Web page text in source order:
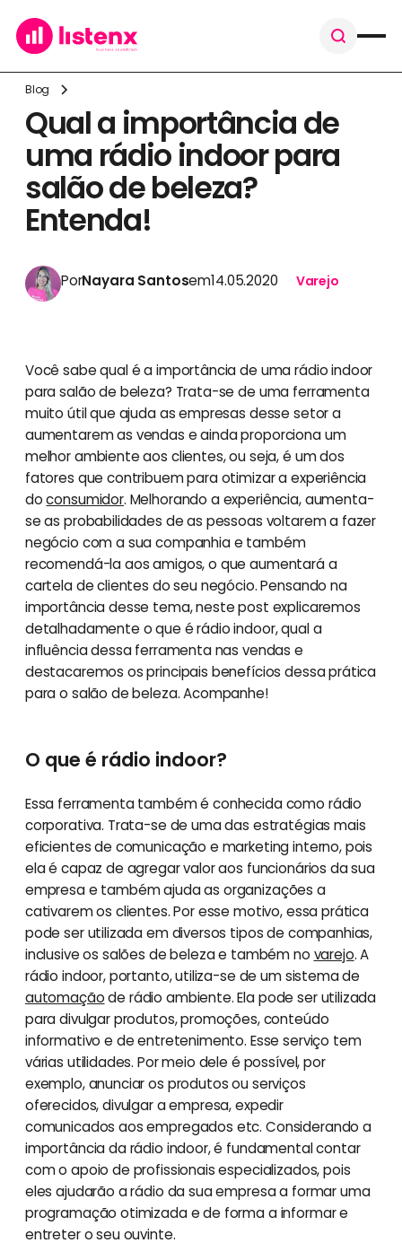
Blog
Qual a importância de
uma rádio indoor para
salão de beleza?
Entenda!
PorNayara Santosem14.05.2020 Varejo
Você sabe qual é a importância de uma rádio indoor
para salão de beleza? Trata-se de uma ferramenta
muito útil que ajuda as empresas desse setor a
aumentarem as vendas e ainda proporciona um
melhor ambiente aos clientes, ou seja, é um dos
fatores que contribuem para otimizar a experiência
doconsumidor. Melhorando a experiência, aumenta-
se as probabilidades de as pessoas voltarem a fazer
negócio com a sua companhia e também
recomendá-la aos amigos, o que aumentará a
cartela de clientes do seu negócio. Pensando na
importância desse tema, neste post explicaremos
detalhadamente o que é rádio indoor, qual a
influência dessa ferramenta nas vendas e
destacaremos os principais benefícios dessa prática
para o salão de beleza. Acompanhe!
O que é rádio indoor?
Essa ferramenta também é conhecida como rádio
corporativa. Trata-se de uma das estratégias mais
eficientes de comunicação e marketing interno, pois
ela é capaz de agregar valor aos funcionários da sua
empresa e também ajuda as organizações a
cativarem os clientes. Por esse motivo, essa prática
pode ser utilizada em diversos tipos de companhias,
inclusive os salões de beleza e também no varejo. A
rádio indoor, portanto, utiliza-se de um sistema de
automaçãode rádio ambiente. Ela pode ser utilizada
para divulgar produtos, promoções, conteúdo
informativo e de entretenimento. Esse serviço tem
várias utilidades. Por meio dele é possível, por
exemplo, anunciar os produtos ou serviços
oferecidos, divulgar a empresa, expedir
comunicados aos empregados etc. Considerando a
importância da rádio indoor, é fundamental contar
com o apoio de profissionais especializados, pois
eles ajudarão a rádio da sua empresa a formar uma
programação otimizada e de forma a informar e
entreter o seu ouvinte.